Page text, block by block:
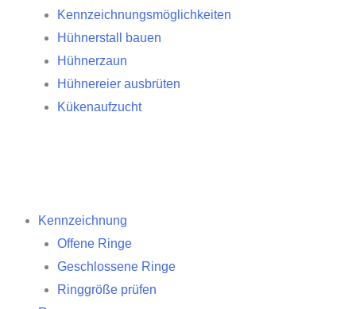
Kennzeichnungsmöglichkeiten
Hühnerstall bauen
Hühnerzaun
Hühnereier ausbrüten
Kükenaufzucht
Kennzeichnung
Offene Ringe
Geschlossene Ringe
Ringgröße prüfen